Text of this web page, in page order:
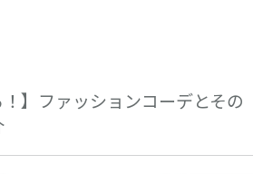
！】ファッションコーデとその